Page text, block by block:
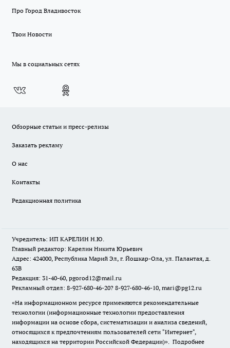
Про Город Владивосток
Твои Новости
Мы в социальных сетях
Обзорные статьи и пресс-релизы
Заказать рекламу
О нас
Контакты
Редакционная политика
Учредитель: ИП КАРЕЛИН Н.Ю.
Главный редактор: Карелин Никита Юрьевич
Адрес: 424000, Республика Марий Эл, г. Йошкар-Ола, ул. Палантая, д.
63В
Редакция: 31-40-60, pgorod12@mail.ru
Рекламный отдел: 8-927-680-46-20? 8-927-680-46-10, mari@pg12.ru
«На информационном ресурсе применяются рекомендательные
технологии (информационные технологии предоставления
информации на основе сбора, систематизации и анализа сведений,
относящихся к предпочтениям пользователей сети "Интернет",
находящихся на территории Российской Федерации)». Подробнее